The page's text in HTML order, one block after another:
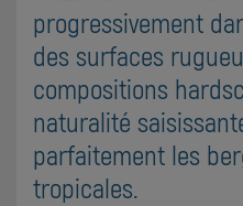
progressivement
des surfaces
compositions
naturalité
parfaitement les
tropicales.